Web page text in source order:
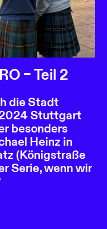
– Teil 2
die Stadt
2024 Stuttgart
besonders
Heinz in
(Königstraße
Serie, wenn wir